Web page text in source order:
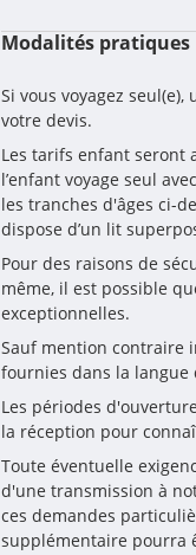
Modalités pratiques
Si vous voyagez
votre devis.
Les tarifs enfant seront
l’enfant voyage seul
les tranches d'âges ci-
dispose d’un lit
Pour des raisons de
même, il est possible
exceptionnelles.
Sauf mention contraire
fournies dans la langue
Les périodes
la réception pour
Toute éventuelle
d'une transmission à
ces demandes
supplémentaire pourra